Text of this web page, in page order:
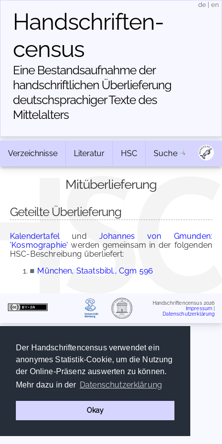
Der Handschriftencensus verwendet ein
anonymes Statistik-Cookie, um die Nutzung
der Online-Präsenz auswerten zu können.
Mehr dazu in der Datenschutzerklärung
Okay
Handschriften­
census
Eine Bestandsaufnahme der
handschriftlichen Über­lieferung
deutschsprachiger Texte des
Mittelalters
de en
Verzeichnisse Literatur HSC Suche
Mitüberlieferung
Geteilte Überlieferung
Kalendertafelund Johannes von Gmunden:
'Kosmographie' werden gemeinsam in der folgenden
HSC-Beschreibung überliefert:
■ München, Staatsbibl., Cgm 596
Handschriftencensus 2026
Impressum
Datenschutzerklärung